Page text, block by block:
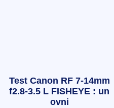
Test Canon RF 7-14mm
f2.8-3.5 L FISHEYE : un
ovni